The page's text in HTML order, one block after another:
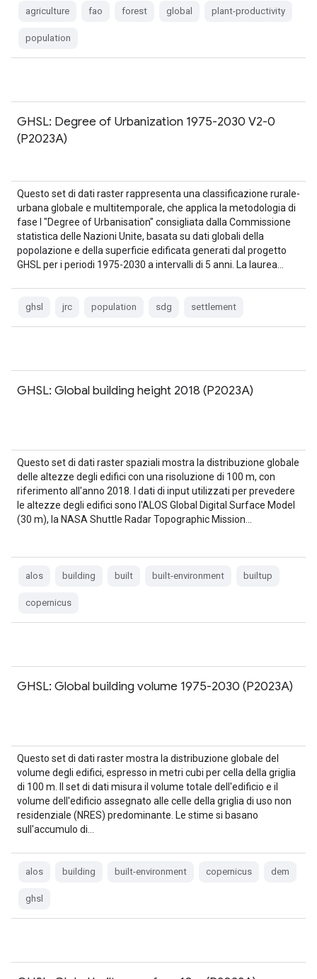
agriculture fao forest global plant-productivity
population
GHSL: Degree of Urbanization 1975-2030 V2-0
(P2023A)
Questo set di dati raster rappresenta una classificazione rurale-
urbana globale e multitemporale, che applica la metodologia di
fase I "Degree of Urbanisation" consigliata dalla Commissione
statistica delle Nazioni Unite, basata su dati globali della
popolazione e della superficie edificata generati dal progetto
GHSL per i periodi 1975-2030 a intervalli di 5 anni. La laurea…
ghsl jrc population sdg settlement
GHSL: Global building height 2018 (P2023A)
Questo set di dati raster spaziali mostra la distribuzione globale
delle altezze degli edifici con una risoluzione di 100 m, con
riferimento all'anno 2018. I dati di input utilizzati per prevedere
le altezze degli edifici sono l'ALOS Global Digital Surface Model
(30 m), la NASA Shuttle Radar Topographic Mission…
alos building built built-environment builtup
copernicus
GHSL: Global building volume 1975-2030 (P2023A)
Questo set di dati raster mostra la distribuzione globale del
volume degli edifici, espresso in metri cubi per cella della griglia
di 100 m. Il set di dati misura il volume totale dell'edificio e il
volume dell'edificio assegnato alle celle della griglia di uso non
residenziale (NRES) predominante. Le stime si basano
sull'accumulo di…
alos building built-environment copernicus dem
ghsl